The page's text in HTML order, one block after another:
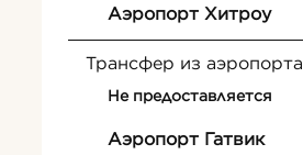
Аэропорт Хитроу
Трансфер из аэропорта
Не предоставляется
Аэропорт Гатвик